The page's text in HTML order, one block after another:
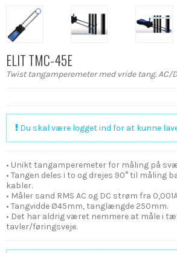
ELIT TMC-45E
Twist tangamperemeter med vride tang. AC/
Du skal være logget ind for at kunne
• Unikt tangamperemeter for måling på
• Tangen deles i to og drejes 90° til måling
kabler.
• Måler sand RMS AC og DC strøm fra
• Tangvidde Ø45mm, tanglængde 250mm.
• Det har aldrig været nemmere at måle i
tavler/føringsveje.